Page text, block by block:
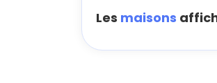
Les maisons